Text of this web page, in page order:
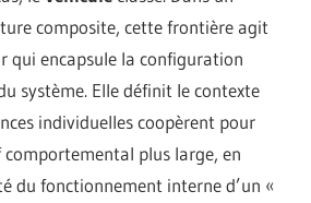
composite, cette frontière agit
qui encapsule la configuration
système. Elle définit le contexte
individuelles coopèrent pour
plus large, en
du fonctionnement interne d’un «